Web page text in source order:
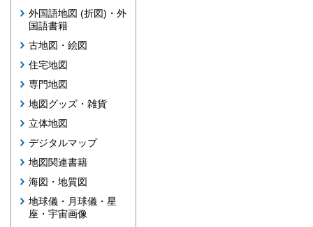
外国語地図 (折図)・外
国語書籍
古地図・絵図
住宅地図
専門地図
地図グッズ・雑貨
立体地図
デジタルマップ
地図関連書籍
海図・地質図
地球儀・月球儀・星
座・宇宙画像